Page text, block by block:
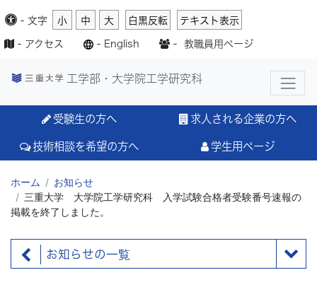
- 文字 小 中 大 白黒反転 テキスト表示
- アクセス - English - 教職員用ページ
工学部・大学院工学研究科
受験生の方へ 求人される企業の方へ
技術相談を希望の方へ 学生用ページ
ホーム
お知らせ
三重大学 大学院工学研究科 入学試験合格者受験番号速報の
掲載を終了しました。
お知らせの一覧